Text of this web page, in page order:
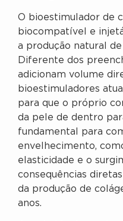
O bioestimulador de
biocompatível e
a produção natural
Diferente dos
adicionam volume
bioestimuladores
para que o próprio
da pele de dentro
fundamental para
envelhecimento,
elasticidade e o
consequências
da produção de
anos.